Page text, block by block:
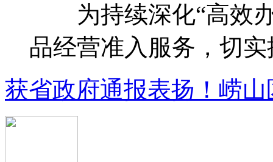
为持续深化“高效办
品经营准入服务，切
获省政府通报表扬！崂